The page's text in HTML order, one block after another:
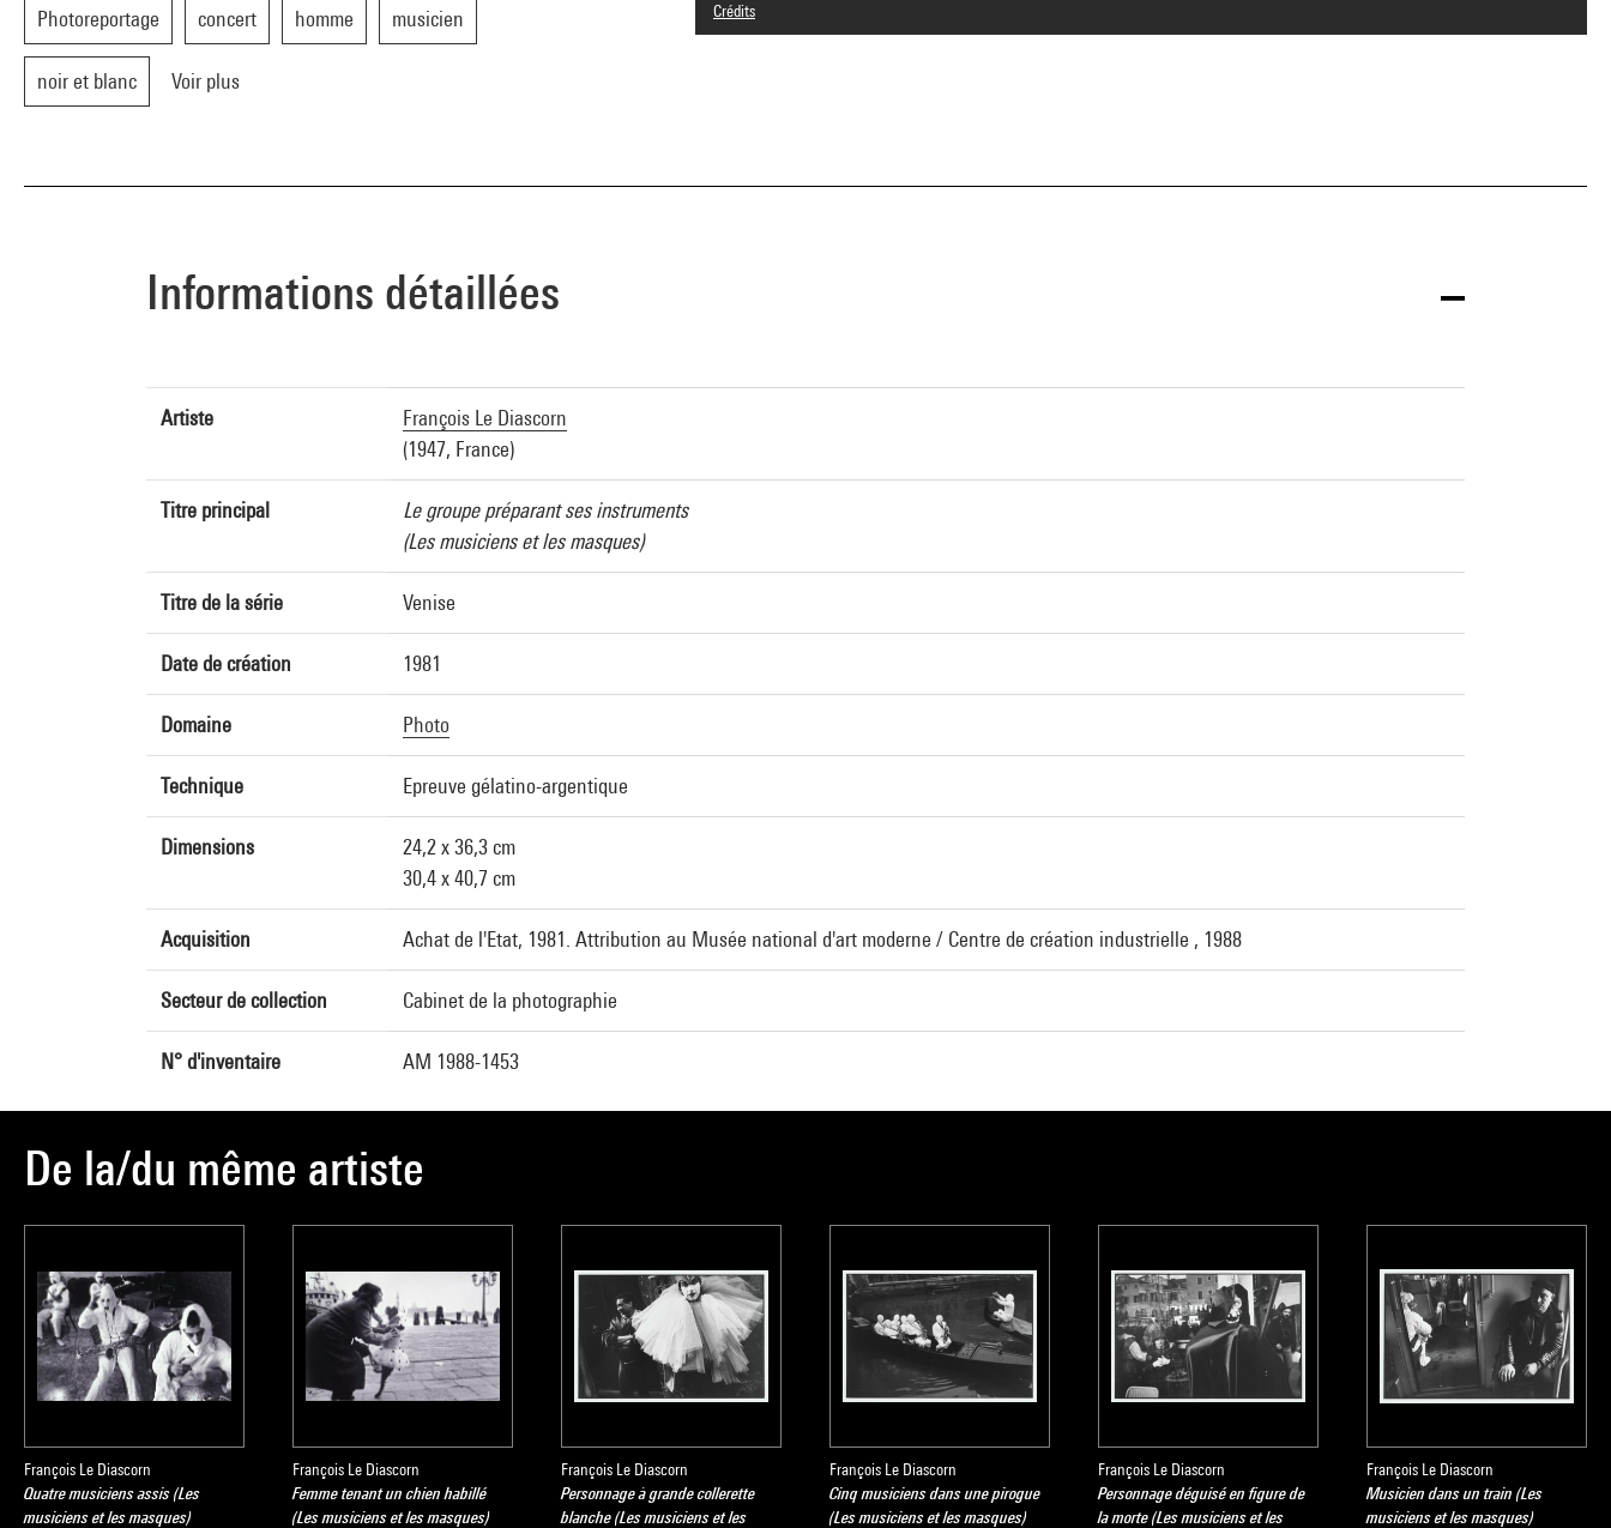
Photoreportage concert homme musicien
noir et blanc Voir plus
Crédits
© François LE DIASCORN / GAMMA-RAPHO
Informations détaillées
Artiste
François Le Diascorn
(1947, France)
Titre principal
Le groupe préparant ses instruments
(Les musiciens et les masques)
Titre de la série Venise
Date de création 1981
Domaine Photo
Technique Epreuve gélatino-argentique
Dimensions
24,2 x 36,3 cm
30,4 x 40,7 cm
Acquisition Achat de l'Etat, 1981. Attribution au Musée national d'art moderne / Centre de création industrielle , 1988
Secteur de collection Cabinet de la photographie
N° d'inventaire AM 1988-1453
De la/du même artiste
François Le Diascorn
Quatre musiciens assis (Les
musiciens et les masques)
François Le Diascorn
Femme tenant un chien habillé
(Les musiciens et les masques)
François Le Diascorn
Personnage à grande collerette
blanche (Les musiciens et les
François Le Diascorn
Cinq musiciens dans une pirogue
(Les musiciens et les masques)
François Le Diascorn
Personnage déguisé en figure de
la morte (Les musiciens et les
François Le Diascorn
Musicien dans un train (Les
musiciens et les masques)